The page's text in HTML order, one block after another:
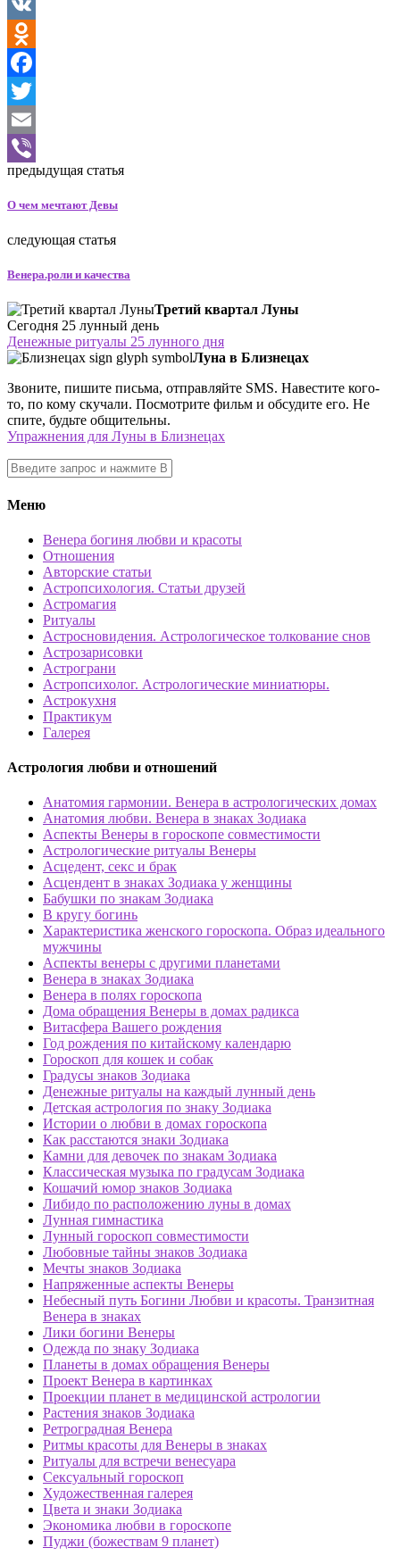
VK
Odnoklassniki
Facebook
Twitter
Email
Viber
предыдущая статья
О чем мечтают Девы
следующая статья
Венера.роли и качества
Третий квартал Луны
Сегодня 25 лунный день
Денежные ритуалы 25 лунного дня
Луна в Близнецах
Звоните, пишите письма, отправляйте SMS. Навестите кого-
то, по кому скучали. Посмотрите фильм и обсудите его. Не
спите, будьте общительны.
Упражнения для Луны в Близнецах
Меню
Венера богиня любви и красоты
Отношения
Авторские статьи
Астропсихология. Статьи друзей
Астромагия
Ритуалы
Астросновидения. Астрологическое толкование снов
Астрозарисовки
Астрограни
Астропсихолог. Астрологические миниатюры.
Астрокухня
Практикум
Галерея
Астрология любви и отношений
Анатомия гармонии. Венера в астрологических домах
Анатомия любви. Венера в знаках Зодиака
Аспекты Венеры в гороскопе совместимости
Астрологические ритуалы Венеры
Асцедент, секс и брак
Асцендент в знаках Зодиака у женщины
Бабушки по знакам Зодиака
В кругу богинь
Характеристика женского гороскопа. Образ идеального
мужчины
Аспекты венеры с другими планетами
Венера в знаках Зодиака
Венера в полях гороскопа
Дома обращения Венеры в домах радикса
Витасфера Вашего рождения
Год рождения по китайскому календарю
Гороскоп для кошек и собак
Градусы знаков Зодиака
Денежные ритуалы на каждый лунный день
Детская астрология по знаку Зодиака
Истории о любви в домах гороскопа
Как расстаются знаки Зодиака
Камни для девочек по знакам Зодиака
Классическая музыка по градусам Зодиака
Кошачий юмор знаков Зодиака
Либидо по расположению луны в домах
Лунная гимнастика
Лунный гороскоп совместимости
Любовные тайны знаков Зодиака
Мечты знаков Зодиака
Напряженные аспекты Венеры
Небесный путь Богини Любви и красоты. Транзитная
Венера в знаках
Лики богини Венеры
Одежда по знаку Зодиака
Планеты в домах обращения Венеры
Проект Венера в картинках
Проекции планет в медицинской астрологии
Растения знаков Зодиака
Ретроградная Венера
Ритмы красоты для Венеры в знаках
Ритуалы для встречи венесуара
Сексуальный гороскоп
Художественная галерея
Цвета и знаки Зодиака
Экономика любви в гороскопе
Пуджи (божествам 9 планет)